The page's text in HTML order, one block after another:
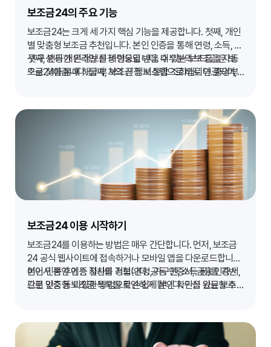
보조금24의 주요 기능
보조금24는 크게 세 가지 핵심 기능을 제공합니다. 첫째, 개인
별 맞춤형 보조금 추천입니다. 본인 인증을 통해 연령, 소득, 가
구 구성 등 개인 정보를 바탕으로 받을 수 있는 보조금을 자동
으로 찾아줍니다. 둘째, 보조금 정보 통합 조회입니다. 중앙부
셋째, 편리한 온라인 신청 연동입니다. 대부분의 보조금은 보
조금24를 통해 해당 부처의 신청 시스템으로 바로 연결되어,
줄일 수 있습니다.
보조금24 이용 시작하기
보조금24를 이용하는 방법은 매우 간단합니다. 먼저, 보조금
24 공식 웹사이트에 접속하거나 모바일 앱을 다운로드합니다.
이어서 본인 인증 절차를 거칩니다. 공동 인증서, 금융 인증서,
간편 인증 등 다양한 방법으로 손쉽게 본인 확인을 완료할 수
본인 인증 후에는 자신의 정보(연령, 가구원, 소득 등)를 기반
으로 맞춤형 보조금 목록을 확인하게 됩니다. 관심 있는 보조
을 통해 오프라인 신청을 진행할 수 있습니다. 개인 정보가 변
경될 경우 업데이트하면 더욱 정확한 맞춤형 정보를 받아볼 수